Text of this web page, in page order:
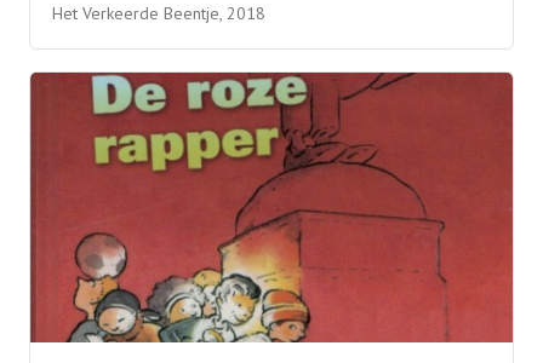
Het Verkeerde Beentje, 2018